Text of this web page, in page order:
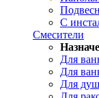
С
Смесители
Для
Для
Для